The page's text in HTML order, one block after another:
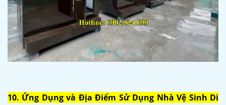
10. Ứng Dụng và Địa Điểm Sử Dụng Nhà Vệ Sinh Di